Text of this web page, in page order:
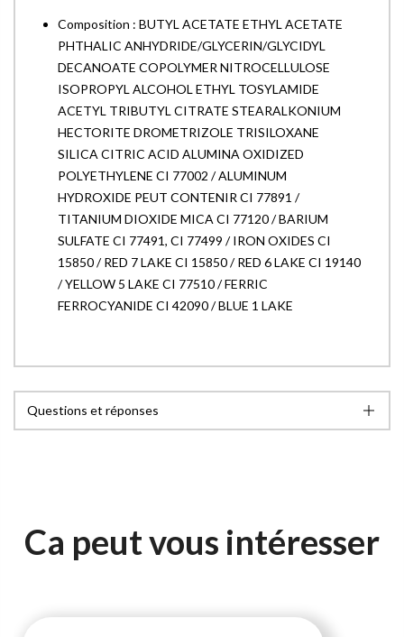
Composition : BUTYL ACETATE ETHYL ACETATE
PHTHALIC ANHYDRIDE/GLYCERIN/GLYCIDYL
DECANOATE COPOLYMER NITROCELLULOSE
ISOPROPYL ALCOHOL ETHYL TOSYLAMIDE
ACETYL TRIBUTYL CITRATE STEARALKONIUM
HECTORITE DROMETRIZOLE TRISILOXANE
SILICA CITRIC ACID ALUMINA OXIDIZED
POLYETHYLENE CI 77002 / ALUMINUM
HYDROXIDE PEUT CONTENIR CI 77891 /
TITANIUM DIOXIDE MICA CI 77120 / BARIUM
SULFATE CI 77491, CI 77499 / IRON OXIDES CI
15850 / RED 7 LAKE CI 15850 / RED 6 LAKE CI 19140
/ YELLOW 5 LAKE CI 77510 / FERRIC
FERROCYANIDE CI 42090 / BLUE 1 LAKE
Questions et réponses
Ca peut vous intéresser